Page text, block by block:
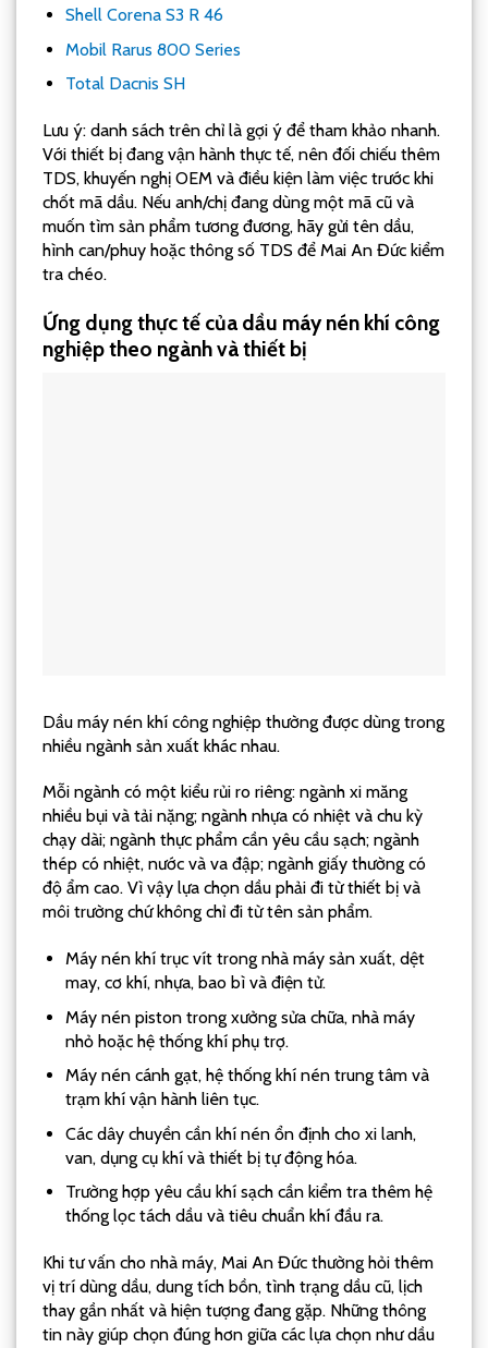
Shell Corena S3 R 46
Mobil Rarus 800 Series
Total Dacnis SH
Lưu ý: danh sách trên chỉ là gợi ý để tham khảo nhanh.
Với thiết bị đang vận hành thực tế, nên đối chiếu thêm
TDS, khuyến nghị OEM và điều kiện làm việc trước khi
chốt mã dầu. Nếu anh/chị đang dùng một mã cũ và
muốn tìm sản phẩm tương đương, hãy gửi tên dầu,
hình can/phuy hoặc thông số TDS để Mai An Đức kiểm
tra chéo.
Ứng dụng thực tế của dầu máy nén khí công
nghiệp theo ngành và thiết bị
Dầu máy nén khí công nghiệp thường được dùng trong
nhiều ngành sản xuất khác nhau.
Mỗi ngành có một kiểu rủi ro riêng: ngành xi măng
nhiều bụi và tải nặng; ngành nhựa có nhiệt và chu kỳ
chạy dài; ngành thực phẩm cần yêu cầu sạch; ngành
thép có nhiệt, nước và va đập; ngành giấy thường có
độ ẩm cao. Vì vậy lựa chọn dầu phải đi từ thiết bị và
môi trường chứ không chỉ đi từ tên sản phẩm.
Máy nén khí trục vít trong nhà máy sản xuất, dệt
may, cơ khí, nhựa, bao bì và điện tử.
Máy nén piston trong xưởng sửa chữa, nhà máy
nhỏ hoặc hệ thống khí phụ trợ.
Máy nén cánh gạt, hệ thống khí nén trung tâm và
trạm khí vận hành liên tục.
Các dây chuyền cần khí nén ổn định cho xi lanh,
van, dụng cụ khí và thiết bị tự động hóa.
Trường hợp yêu cầu khí sạch cần kiểm tra thêm hệ
thống lọc tách dầu và tiêu chuẩn khí đầu ra.
Khi tư vấn cho nhà máy, Mai An Đức thường hỏi thêm
vị trí dùng dầu, dung tích bồn, tình trạng dầu cũ, lịch
thay gần nhất và hiện tượng đang gặp. Những thông
tin này giúp chọn đúng hơn giữa các lựa chọn như dầu